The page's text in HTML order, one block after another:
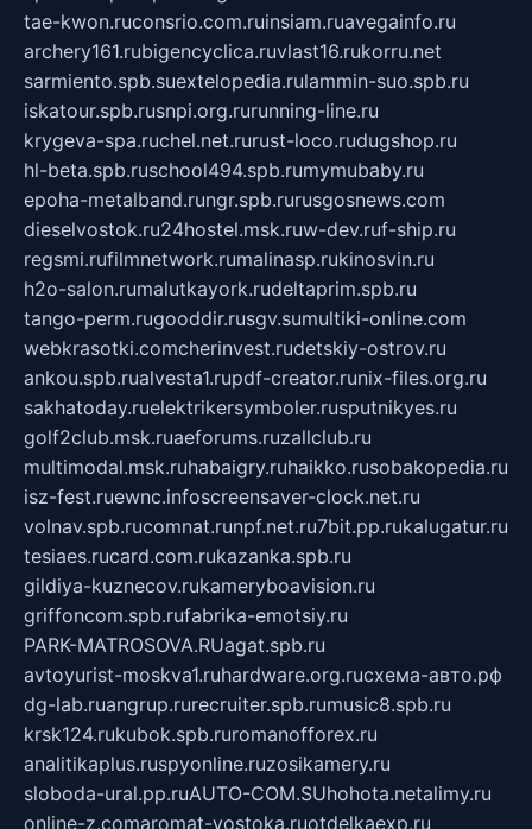
tae-kwon.ruconsrio.com.ruinsiam.ruavegainfo.ru
archery161.rubigencyclica.ruvlast16.rukorru.net
sarmiento.spb.suextelopedia.rulammin-suo.spb.ru
iskatour.spb.rusnpi.org.rurunning-line.ru
krygeva-spa.ruchel.net.rurust-loco.rudugshop.ru
hl-beta.spb.ruschool494.spb.rumymubaby.ru
epoha-metalband.rungr.spb.rurusgosnews.com
dieselvostok.ru24hostel.msk.ruw-dev.ruf-ship.ru
regsmi.rufilmnetwork.rumalinasp.rukinosvin.ru
h2o-salon.rumalutkayork.rudeltaprim.spb.ru
tango-perm.rugooddir.rusgv.sumultiki-online.com
webkrasotki.comcherinvest.rudetskiy-ostrov.ru
ankou.spb.rualvesta1.rupdf-creator.runix-files.org.ru
sakhatoday.ruelektrikersymboler.rusputnikyes.ru
golf2club.msk.ruaeforums.ruzallclub.ru
multimodal.msk.ruhabaigry.ruhaikko.rusobakopedia.ru
isz-fest.ruewnc.infoscreensaver-clock.net.ru
volnav.spb.rucomnat.runpf.net.ru7bit.pp.rukalugatur.ru
tesiaes.rucard.com.rukazanka.spb.ru
gildiya-kuznecov.rukameryboavision.ru
griffoncom.spb.rufabrika-emotsiy.ru
PARK-MATROSOVA.RUagat.spb.ru
avtoyurist-moskva1.ruhardware.org.ruсхема-авто.рф
dg-lab.ruangrup.rurecruiter.spb.rumusic8.spb.ru
krsk124.rukubok.spb.ruromanofforex.ru
analitikaplus.ruspyonline.ruzosikamery.ru
sloboda-ural.pp.ruAUTO-COM.SUhohota.netalimy.ru
online-z.comaromat-vostoka.ruotdelkaexp.ru